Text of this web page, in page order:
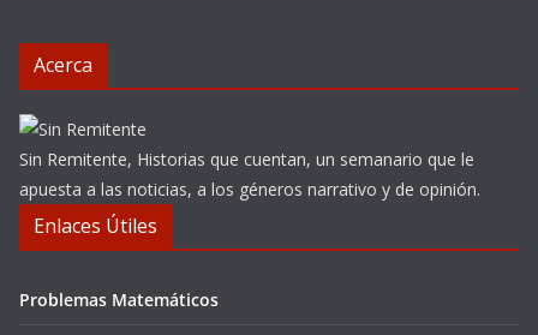
Acerca
Sin Remitente, Historias que cuentan, un semanario que le
apuesta a las noticias, a los géneros narrativo y de opinión.
Enlaces Útiles
Problemas Matemáticos